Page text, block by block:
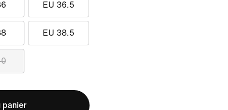
EU 36.5
EU 38.5
panier